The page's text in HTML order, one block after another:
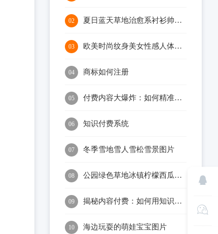
02 夏日蓝天草地治愈系衬衫帅哥图片
03 欧美时尚纹身美女性感人体摄影图片
04 商标如何注册
05 付费内容大爆炸：如何精准捕捉知识价值
06 知识付费系统
07 冬季雪地雪人雪松雪景图片
08 公园绿色草地冰镇柠檬西瓜摄影图片
09 揭秘内容付费：如何用知识变现改变人生轨迹？
10 海边玩耍的萌娃宝宝图片